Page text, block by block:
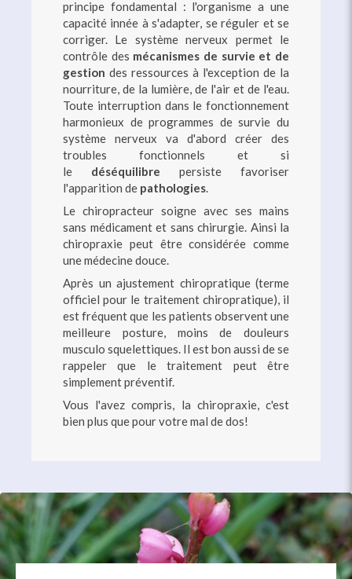
principe fondamental : l'organisme a une
capacité innée à s'adapter, se réguler et se
corriger. Le système nerveux permet le
contrôle des mécanismes de survie et de
gestion des ressources à l'exception de la
nourriture, de la lumière, de l'air et de l'eau.
Toute interruption dans le fonctionnement
harmonieux de programmes de survie du
système nerveux va d'abord créer des
troubles fonctionnels et si
le déséquilibre persiste favoriser
l'apparition de pathologies.
Le chiropracteur soigne avec ses mains
sans médicament et sans chirurgie. Ainsi la
chiropraxie peut être considérée comme
une médecine douce.
Après un ajustement chiropratique (terme
officiel pour le traitement chiropratique), il
est fréquent que les patients observent une
meilleure posture, moins de douleurs
musculo squelettiques. Il est bon aussi de se
rappeler que le traitement peut être
simplement préventif.
Vous l'avez compris, la chiropraxie, c'est
bien plus que pour votre mal de dos!